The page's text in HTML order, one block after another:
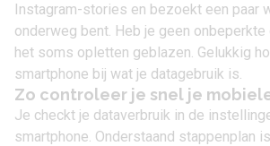
Instagram-stories en bezoekt een paar
onderweg bent. Heb je geen onbeperkte
het soms opletten geblazen. Gelukkig
smartphone bij wat je datagebruik is.
Zo controleer je snel je
Je checkt je dataverbruik in de
smartphone. Onderstaand stappenplan